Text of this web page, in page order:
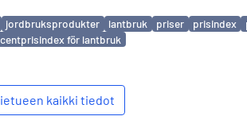
jordbruksprodukter lantbruk priser prisindex
för lantbruk
kaikki tiedot